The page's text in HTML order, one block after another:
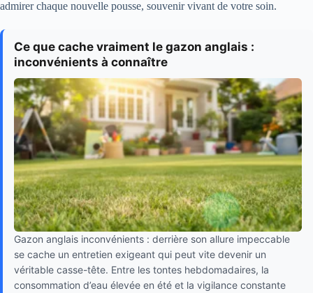
admirer chaque nouvelle pousse, souvenir vivant de votre soin.
Ce que cache vraiment le gazon anglais :
inconvénients à connaître
Gazon anglais inconvénients : derrière son allure impeccable
se cache un entretien exigeant qui peut vite devenir un
véritable casse-tête. Entre les tontes hebdomadaires, la
consommation d’eau élevée en été et la vigilance constante